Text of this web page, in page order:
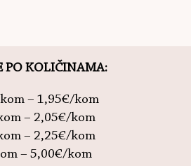
PO KOLIČINAMA:
– 1,95€/kom
– 2,05€/kom
– 2,25€/kom
– 5,00€/kom